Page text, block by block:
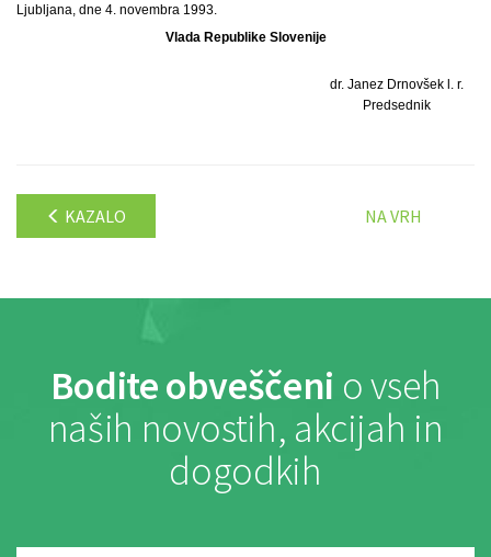
Ljubljana, dne 4. novembra 1993.
Vlada Republike Slovenije
dr. Janez Drnovšek l. r.
Predsednik
KAZALO NA VRH
Bodite obveščeni o vseh
naših novostih, akcijah in
dogodkih